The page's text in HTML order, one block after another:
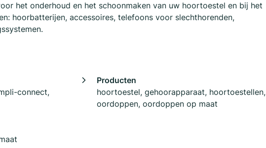
het onderhoud en het schoonmaken van uw hoortoestel en bij het
hoorbatterijen, accessoires, telefoons voor slechthorenden,
connect,
Producten
hoortoestel, gehoorapparaat, hoortoestellen,
oordoppen, oordoppen op maat